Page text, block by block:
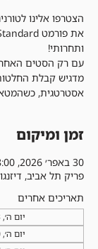
עם רק הסטים
מדגיש קבלת
אסטרטגית,
זמן ומיקום
30 באפר׳ 2026, 18:00 – 21:00
פריק תל אביב, דיזנגוף 50, תל אביב-יפו,
תאריכים אחרים
יום ה׳, 13 באוג׳, 18:00
יום ה׳, 20 באוג׳, 18:00